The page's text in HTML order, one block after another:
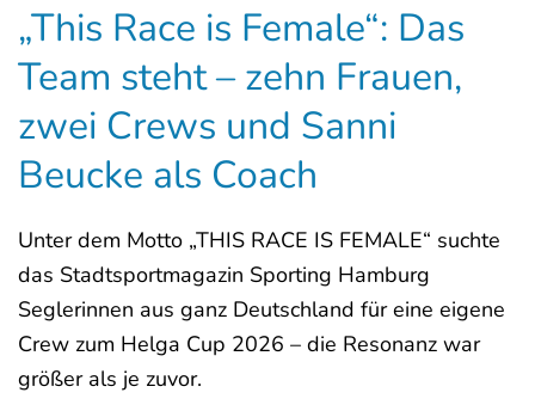
„This Race is Female“: Das
Team steht – zehn Frauen,
zwei Crews und Sanni
Beucke als Coach
Unter dem Motto „THIS RACE IS FEMALE“ suchte
das Stadtsportmagazin Sporting Hamburg
Seglerinnen aus ganz Deutschland für eine eigene
Crew zum Helga Cup 2026 – die Resonanz war
größer als je zuvor.